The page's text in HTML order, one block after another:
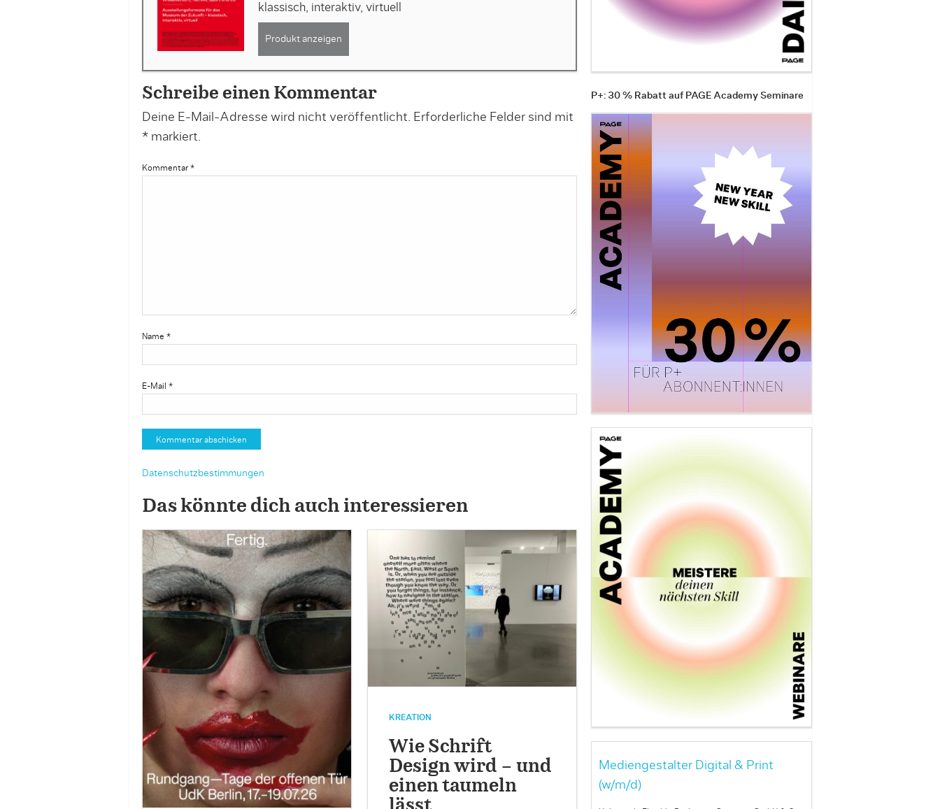
klassisch, interaktiv, virtuell
Produkt anzeigen
Schreibe einen Kommentar
Deine E-Mail-Adresse wird nicht veröffentlicht. Erforderliche Felder sind mit
*markiert.
Kommentar *
Name *
E-Mail *
Datenschutzbestimmungen
Das könnte dich auch interessieren
KREATION
Wie Schrift
Design wird – und
einen taumeln
lässt
P+: 30 % Rabatt auf PAGE Academy Seminare
Mediengestalter Digital & Print
(w/m/d)